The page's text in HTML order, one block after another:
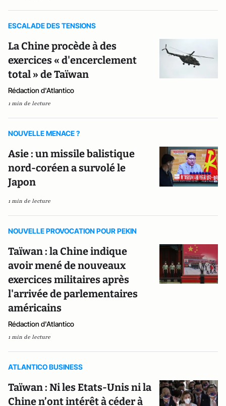
ESCALADE DES TENSIONS
La Chine procède à des
exercices « d'encerclement
total » de Taïwan
Rédaction d'Atlantico
1 min de lecture
NOUVELLE MENACE ?
Asie : un missile balistique
nord-coréen a survolé le
Japon
1 min de lecture
NOUVELLE PROVOCATION POUR PEKIN
Taïwan : la Chine indique
avoir mené de nouveaux
exercices militaires après
l'arrivée de parlementaires
américains
Rédaction d'Atlantico
1 min de lecture
ATLANTICO BUSINESS
Taïwan : Ni les Etats-Unis ni la
Chine n’ont intérêt à céder à